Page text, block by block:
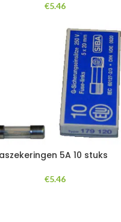
€5.46
5A 10 stuks
€5.46